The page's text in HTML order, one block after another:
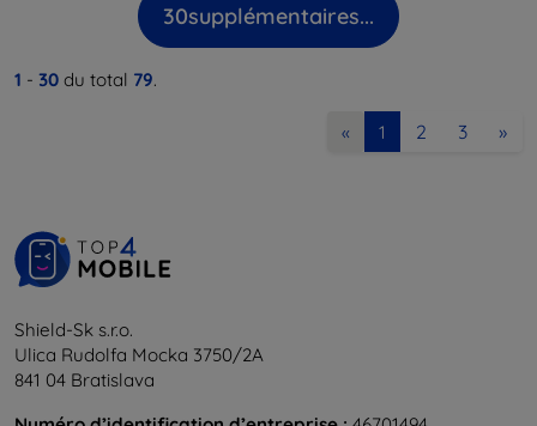
30supplémentaires...
1 - 30 du total 79.
« 1 2 3 »
Shield-Sk s.r.o.
Ulica Rudolfa Mocka 3750/2A
841 04 Bratislava